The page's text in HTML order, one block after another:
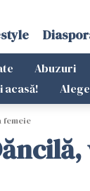
Abuzuri
acasă!
femeie